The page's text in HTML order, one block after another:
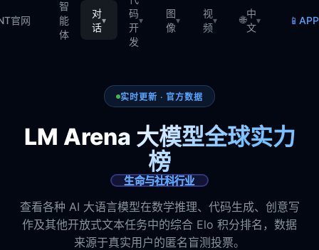
官网
智
能
体
对
话
▾
码
开
发
▾
图
像
▾
视
频
▾ 🌐
中
文
▾ 📱
实时更新 · 官方数据
LM Arena 大模型全球实力
榜
生命与社科行业
查看各种 AI 大语言模型在数学推理、代码生成、创意写
作及其他开放式文本任务中的综合 Elo 积分排名，数据
来源于真实用户的匿名盲测投票。